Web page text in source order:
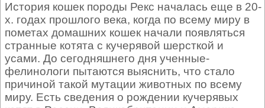
История кошек породы Рекс началась еще в 20-
х. годах прошлого века, когда по всему миру в
пометах домашних кошек начали появляться
странные котята с кучерявой шерсткой и
усами. До сегодняшнего дня ученные-
фелинологи пытаются выяснить, что стало
причиной такой мутации животных по всему
миру. Есть сведения о рождении кучерявых